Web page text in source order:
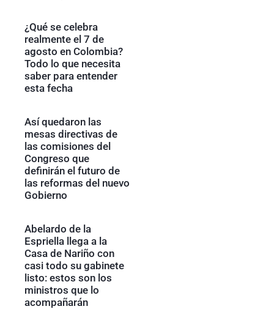
¿Qué se celebra
realmente el 7 de
agosto en Colombia?
Todo lo que necesita
saber para entender
esta fecha
Así quedaron las
mesas directivas de
las comisiones del
Congreso que
definirán el futuro de
las reformas del nuevo
Gobierno
Abelardo de la
Espriella llega a la
Casa de Nariño con
casi todo su gabinete
listo: estos son los
ministros que lo
acompañarán